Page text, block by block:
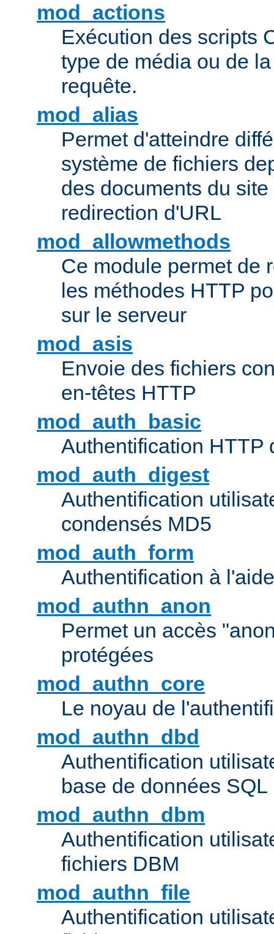
mod_actions
Exécution des scripts
type de média ou de
requête.
mod_alias
Permet d'atteindre
système de fichiers
des documents du
redirection d'URL
mod_allowmethods
Ce module permet de
les méthodes HTTP
sur le serveur
mod_asis
Envoie des fichiers
en-têtes HTTP
mod_auth_basic
Authentification HTTP
mod_auth_digest
Authentification
condensés MD5
mod_auth_form
Authentification à
mod_authn_anon
Permet un accès
protégées
mod_authn_core
Le noyau de
mod_authn_dbd
Authentification
base de données SQL
mod_authn_dbm
Authentification
fichiers DBM
mod_authn_file
Authentification